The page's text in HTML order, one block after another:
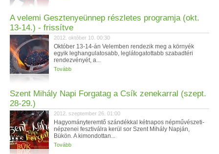
A velemi Gesztenyeünnep részletes programja (okt.
13-14.) - frissítve
2012. október 10. 00:30
Október 13-14-án Velemben rendezik meg a környék
egyik leghangulatosabb, leglátogatottabb szabadtéri
rendezvényét, a...
Tovább
Szent Mihály Napi Forgatag a Csík zenekarral (szept.
28-29.)
2012. szeptember 26. 01:00
Hagyományteremtő szándékkal kétnapos népművészeti-
népzenei fesztiválra kerül sor Szent Mihály Napján,
Bükön. A kimondottan...
Tovább